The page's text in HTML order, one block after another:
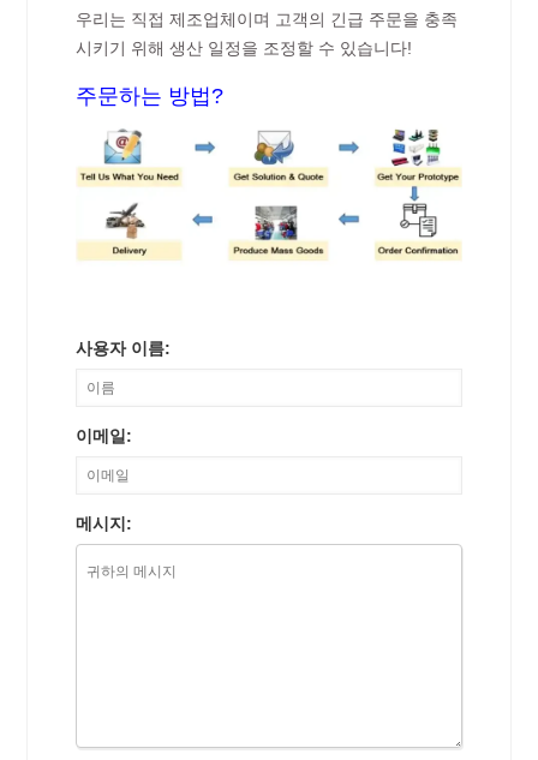
우리는 직접 제조업체이며 고객의 긴급 주문을 충족
시키기 위해 생산 일정을 조정할 수 있습니다!
주문하는 방법?
사용자 이름:
이메일:
메시지: